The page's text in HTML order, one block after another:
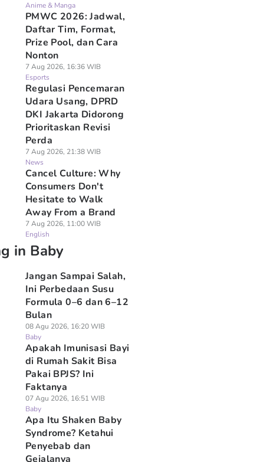
Anime & Manga
PMWC 2026: Jadwal,
Daftar Tim, Format,
Prize Pool, dan Cara
Nonton
7 Aug 2026, 16:36 WIB
Esports
Regulasi Pencemaran
Udara Usang, DPRD
DKI Jakarta Didorong
Prioritaskan Revisi
Perda
7 Aug 2026, 21:38 WIB
News
Cancel Culture: Why
Consumers Don't
Hesitate to Walk
Away From a Brand
7 Aug 2026, 11:00 WIB
English
in Baby
Jangan Sampai Salah,
Ini Perbedaan Susu
Formula 0–6 dan 6–12
Bulan
08 Agu 2026, 16:20 WIB
Baby
Apakah Imunisasi Bayi
di Rumah Sakit Bisa
Pakai BPJS? Ini
Faktanya
07 Agu 2026, 16:51 WIB
Baby
Apa Itu Shaken Baby
Syndrome? Ketahui
Penyebab dan
Gejalanya